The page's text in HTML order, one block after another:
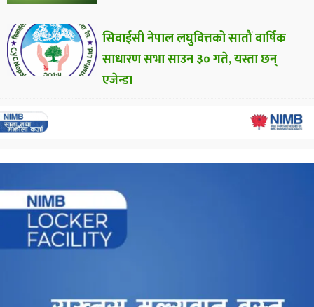
सिवाईसी नेपाल लघुवित्तको सातौं वार्षिक
साधारण सभा साउन ३० गते, यस्ता छन्
एजेन्डा